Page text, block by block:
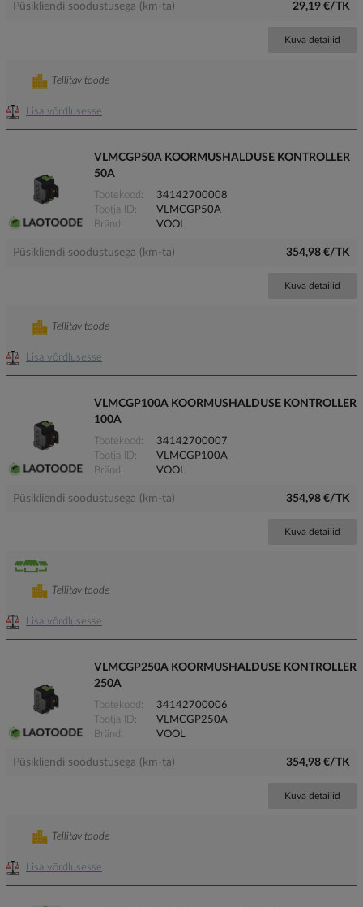
Püsikliendi soodustusega (km-ta) 29,19 €/TK
Kuva detailid
Lisa võrdlusesse
Tellitav toode
VLMCGP50A KOORMUSHALDUSE KONTROLLER
50A
Tootekood
34142700008
Tootja ID
VLMCGP50A
Bränd
VOOL
Püsikliendi soodustusega (km-ta) 354,98 €/TK
Kuva detailid
Lisa võrdlusesse
Tellitav toode
VLMCGP100A KOORMUSHALDUSE KONTROLLER
100A
Tootekood
34142700007
Tootja ID
VLMCGP100A
Bränd
VOOL
Püsikliendi soodustusega (km-ta) 354,98 €/TK
Kuva detailid
Lisa võrdlusesse
Tellitav toode
VLMCGP250A KOORMUSHALDUSE KONTROLLER
250A
Tootekood
34142700006
Tootja ID
VLMCGP250A
Bränd
VOOL
Püsikliendi soodustusega (km-ta) 354,98 €/TK
Kuva detailid
Lisa võrdlusesse
Tellitav toode